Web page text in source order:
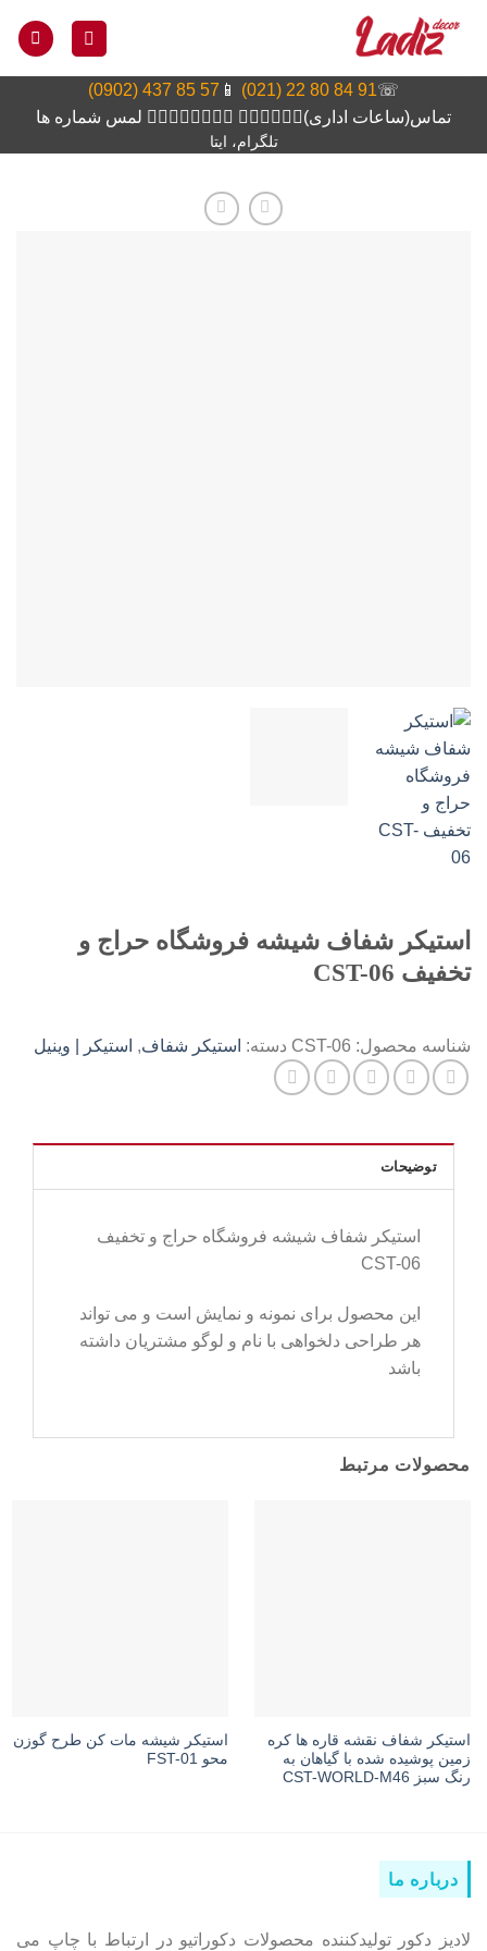
☏
91 84 80 22 (021)
📱
57 85 437 (0902)
تماس(ساعات اداری)👆🏻👆🏻👆🏻 👆🏻👆🏻👆🏻👆🏻 لمس شماره ها
تلگرام، ایتا
استیکر شفاف شیشه فروشگاه حراج و
تخفیف CST-06
شناسه محصول: CST-06 دسته: استیکر شفاف, استیکر | وینیل
توضیحات
استیکر شفاف شیشه فروشگاه حراج و تخفیف
CST-06
این محصول برای نمونه و نمایش است و می تواند
هر طراحی دلخواهی با نام و لوگو مشتریان داشته
باشد
محصولات مرتبط
استیکر شفاف نقشه قاره ها کره
زمین پوشیده شده با گیاهان به
رنگ سبز CST-WORLD-M46
استیکر شیشه مات کن طرح گوزن
محو FST-01
درباره ما
لادیز دکور تولیدکننده محصولات دکوراتیو در ارتباط با چاپ می